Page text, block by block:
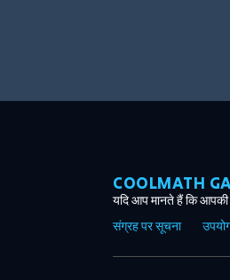
COOLMATH
यदि आप मानते हैं कि आपकी
संग्रह पर सूचना